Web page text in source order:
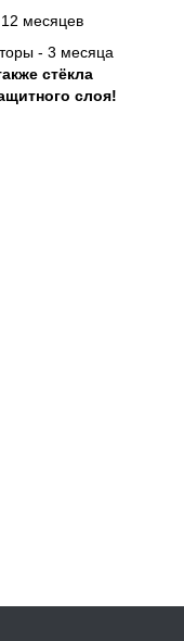
месяцев
- 3 месяца
стёкла
слоя!